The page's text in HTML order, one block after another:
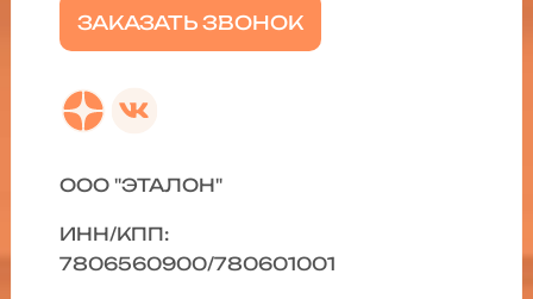
ЗАКАЗАТЬ ЗВОНОК
ООО "ЭТАЛОН"
ИНН/КПП:
7806560900/780601001